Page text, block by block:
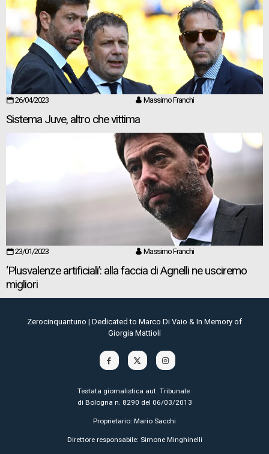
26/04/2023 Massimo Franchi
Sistema Juve, altro che vittima
23/01/2023 Massimo Franchi
‘Plusvalenze artificiali’: alla faccia di Agnelli ne usciremo
migliori
Zerocinquantuno | Dedicated to Marco Di Vaio & In Memory of
Giorgia Mattioli
Testata giornalistica aut. Tribunale
di Bologna n. 8290 del 06/03/2013
Proprietario: Mario Sacchi
Direttore responsabile: Simone Minghinelli